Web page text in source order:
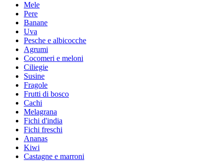
Mele
Pere
Banane
Uva
Pesche e albicocche
Agrumi
Cocomeri e meloni
Ciliegie
Susine
Fragole
Frutti di bosco
Cachi
Melagrana
Fichi d'india
Fichi freschi
Ananas
Kiwi
Castagne e marroni